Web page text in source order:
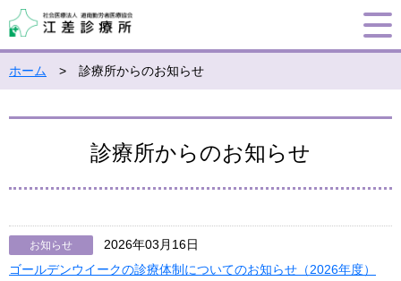
ホーム > 診療所からのお知らせ
診療所からのお知らせ
お知らせ
2026年03月16日
ゴールデンウイークの診療体制についてのお知らせ（2026年度）